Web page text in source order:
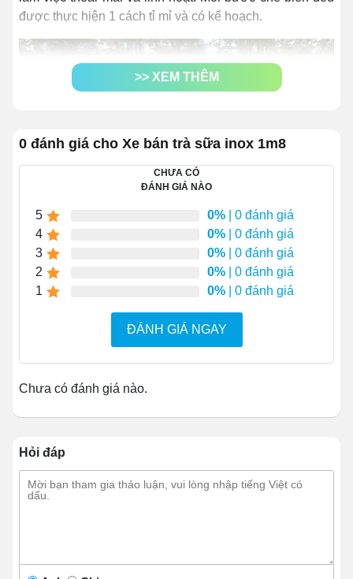
được thực hiện 1 cách tỉ mỉ và có kế hoạch.
ràng cho sự ổn định và bền vững. Như 1 người bạn
chiếc xe có thể vượt qua mọi địa hình, duy trì sự mạnh
mẽ sau thời gian dài sử dụng.
phục vụ khách hàng, mọi thứ đều được thực hiện ổn
>> XEM THÊM
0 đánh giá cho Xe bán trà sữa inox 1m8
CHƯA CÓ
ĐÁNH GIÁ NÀO
5 0% | 0 đánh giá
4
0% | 0 đánh giá
3
0% | 0 đánh giá
2
0% | 0 đánh giá
1
0% | 0 đánh giá
ĐÁNH GIÁ NGAY
Chưa có đánh giá nào.
Hỏi đáp